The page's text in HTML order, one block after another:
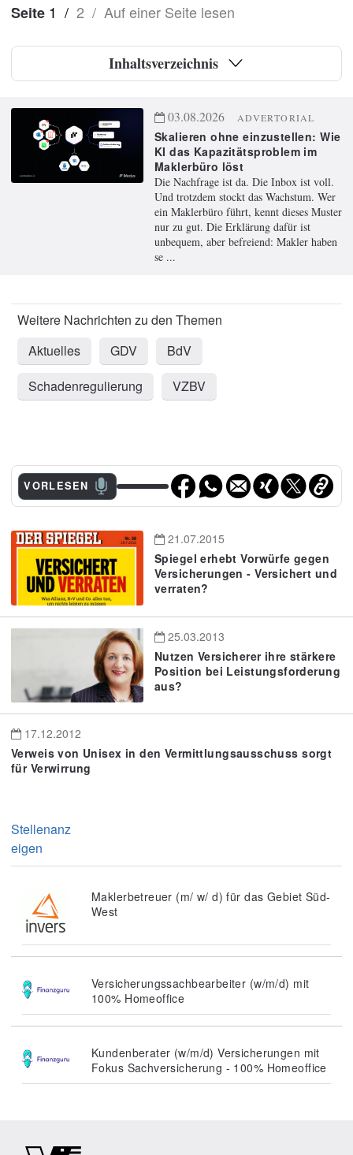
Seite 1 / 2 / Auf einer Seite lesen
Inhaltsverzeichnis
03.08.2026 ADVERTORIAL
Skalieren ohne einzustellen: Wie
KI das Kapazitätsproblem im
Maklerbüro löst
Die Nachfrage ist da. Die Inbox ist voll.
Und trotzdem stockt das Wachstum. Wer
ein Maklerbüro führt, kennt dieses Muster
nur zu gut. Die Erklärung dafür ist
unbequem, aber befreiend: Makler haben
se ...
Aktuelles GDV
BdV
Schadenregulierung
VZBV
VORLESEN
21.07.2015
Spiegel erhebt Vorwürfe gegen
Versicherungen - Versichert und
verraten?
25.03.2013
Nutzen Versicherer ihre stärkere
Position bei Leistungsforderung
aus?
17.12.2012
Verweis von Unisex in den Vermittlungsausschuss sorgt
für Verwirrung
Stellenanz
eigen
Maklerbetreuer (m/ w/ d) für das Gebiet Süd-
West
Versicherungssachbearbeiter (w/m/d) mit
100% Homeoffice
Kundenberater (w/m/d) Versicherungen mit
Fokus Sachversicherung - 100% Homeoffice